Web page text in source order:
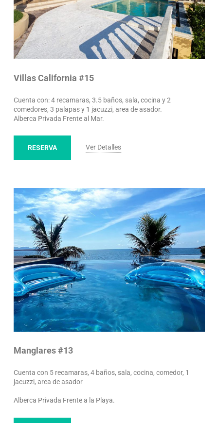
Villas California #15
Cuenta con: 4 recamaras, 3.5 baños, sala, cocina y 2
comedores, 3 palapas y 1 jacuzzi, area de asador.
Alberca Privada Frente al Mar.
Ver Detalles
RESERVA
Manglares #13
Cuenta con 5 recamaras, 4 baños, sala, cocina, comedor, 1
jacuzzi, area de asador
Alberca Privada Frente a la Playa.